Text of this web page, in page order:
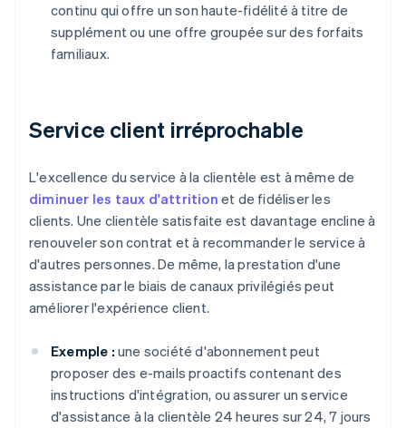
continu qui offre un son haute-fidélité à titre de
supplément ou une offre groupée sur des forfaits
familiaux.
Service client irréprochable
L'excellence du service à la clientèle est à même de
diminuer les taux d'attrition et de fidéliser les
clients. Une clientèle satisfaite est davantage encline à
renouveler son contrat et à recommander le service à
d'autres personnes. De même, la prestation d'une
assistance par le biais de canaux privilégiés peut
améliorer l'expérience client.
Exemple : une société d'abonnement peut
proposer des e-mails proactifs contenant des
instructions d'intégration, ou assurer un service
d'assistance à la clientèle 24 heures sur 24, 7 jours